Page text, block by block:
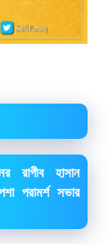
রাগীব হাসান
পরামর্শ সভার